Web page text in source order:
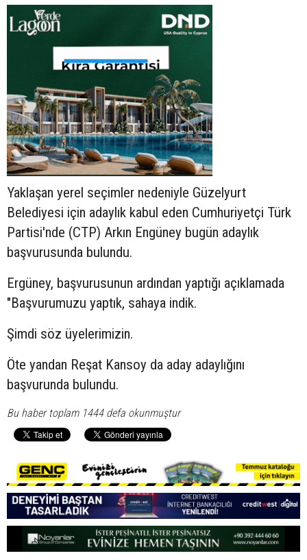
Yaklaşan yerel seçimler nedeniyle Güzelyurt
Belediyesi için adaylık kabul eden Cumhuriyetçi Türk
Partisi'nde (CTP) Arkın Engüney bugün adaylık
başvurusunda bulundu.
Ergüney, başvurusunun ardından yaptığı açıklamada
"Başvurumuzu yaptık, sahaya indik.
Şimdi söz üyelerimizin.
Öte yandan Reşat Kansoy da aday adaylığını
başvurunda bulundu.
Bu haber toplam 1444 defa okunmuştur